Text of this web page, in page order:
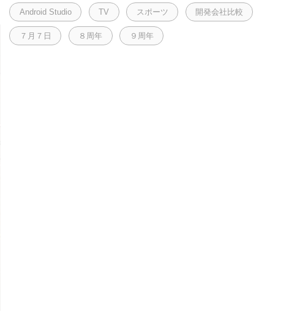
Android Studio TV スポーツ 開発会社比較
７月７日 ８周年 ９周年